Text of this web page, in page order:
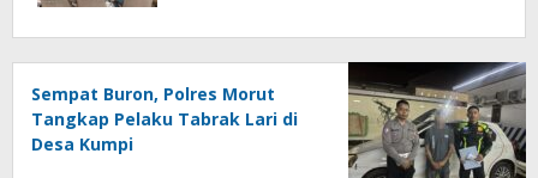
Sempat Buron, Polres Morut
Tangkap Pelaku Tabrak Lari di
Desa Kumpi